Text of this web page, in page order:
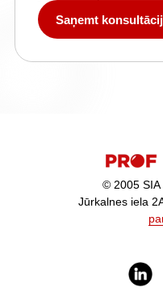
Saņemt
© 2005 SIA
Jūrkalnes iela